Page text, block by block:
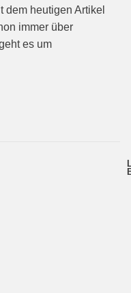
dem heutigen Artikel
immer über
es um